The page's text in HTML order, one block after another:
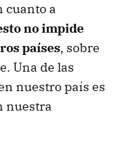
cuanto a
no impide
países, sobre
Una de las
nuestro país es
nuestra